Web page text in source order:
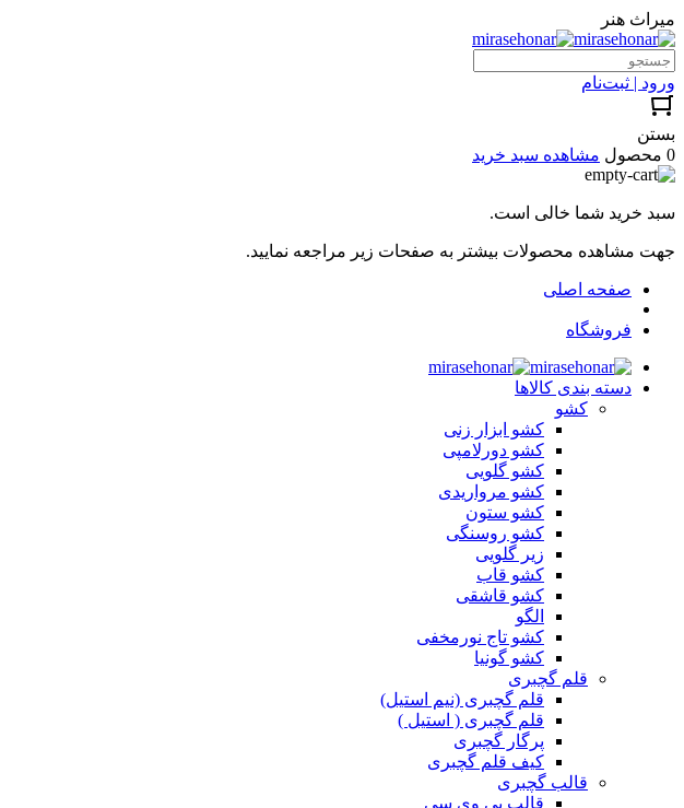
میراث هنر
ورود | ثبت‌نام
بستن
0 محصول
مشاهده سبد خرید
سبد خرید شما خالی است.
جهت مشاهده محصولات بیشتر به صفحات زیر مراجعه نمایید.
صفحه اصلی
فروشگاه
دسته بندی کالاها
کشو
کشو ابزار زنی
کشو دورلامپی
کشو گلویی
کشو مرواریدی
کشو ستون
کشو روسنگی
زیر گلویی
کشو قاب
کشو قاشقی
الگو
کشو تاج نورمخفی
کشو گونیا
قلم گچبری
قلم گچبری (نیم استیل)
قلم گچبری ( استیل )
پرگار گچبری
کیف قلم گچبری
قالب گچبری
قالب پی وی سی